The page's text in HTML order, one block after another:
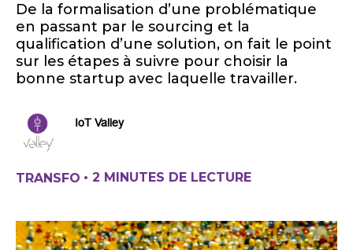
De la formalisation d’une problématique
en passant par le sourcing et la
qualification d’une solution, on fait le point
sur les étapes à suivre pour choisir la
bonne startup avec laquelle travailler.
IoT Valley
TRANSFO • 2 MINUTES DE LECTURE